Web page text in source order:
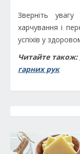
Зверніть
харчування і
успіхів у
Читайте також:
гарних рук